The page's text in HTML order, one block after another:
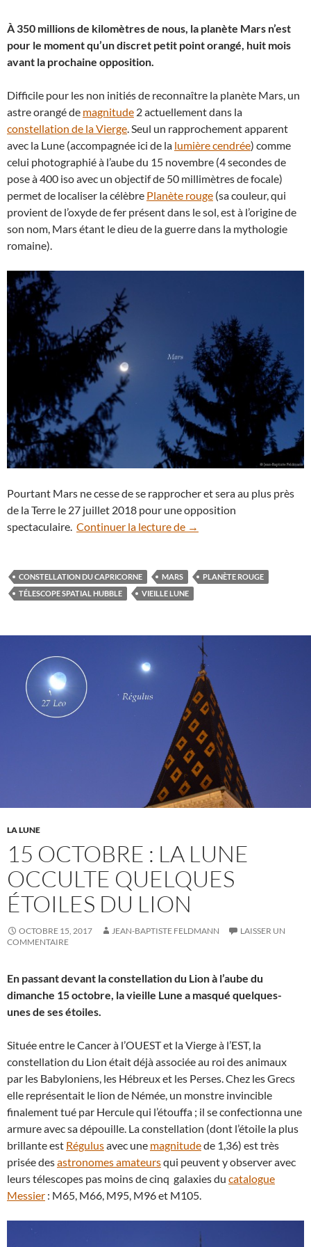
À 350 millions de kilomètres de nous, la planète Mars n’est
pour le moment qu’un discret petit point orangé, huit mois
avant la prochaine opposition.
Difficile pour les non initiés de reconnaître la planète Mars, un
astre orangé de magnitude 2 actuellement dans la
constellation de la Vierge . Seul un rapprochement apparent
avec la Lune (accompagnée ici de la lumière cendrée) comme
celui photographié à l’aube du 15 novembre (4 secondes de
pose à 400 iso avec un objectif de 50 millimètres de focale)
permet de localiser la célèbre Planète rouge (sa couleur, qui
provient de l’oxyde de fer présent dans le sol, est à l’origine de
son nom, Mars étant le dieu de la guerre dans la mythologie
romaine).
Pourtant Mars ne cesse de se rapprocher et sera au plus près
de la Terre le 27 juillet 2018 pour une opposition
spectaculaire. Continuer la lecture de La planète Mars aux
→
CONSTELLATION DU CAPRICORNE MARS
PLANÈTE ROUGE
TÉLESCOPE SPATIAL HUBBLE
VIEILLE LUNE
LA LUNE
15 OCTOBRE : LA LUNE
OCCULTE QUELQUES
ÉTOILES DU LION
OCTOBRE 15, 2017 JEAN-BAPTISTE FELDMANN
LAISSER UN
COMMENTAIRE
En passant devant la constellation du Lion à l’aube du
dimanche 15 octobre, la vieille Lune a masqué quelques-
unes de ses étoiles.
Située entre le Cancer à l’OUEST et la Vierge à l’EST, la
constellation du Lion était déjà associée au roi des animaux
par les Babyloniens, les Hébreux et les Perses. Chez les Grecs
elle représentait le lion de Némée, un monstre invincible
finalement tué par Hercule qui l’étouffa ; il se confectionna une
armure avec sa dépouille. La constellation (dont l’étoile la plus
brillante est Régulusavec une magnitudede 1,36) est très
prisée desastronomes amateursqui peuvent y observer avec
leurs télescopes pas moins de cinq galaxies du catalogue
Messier : M65, M66, M95, M96 et M105.